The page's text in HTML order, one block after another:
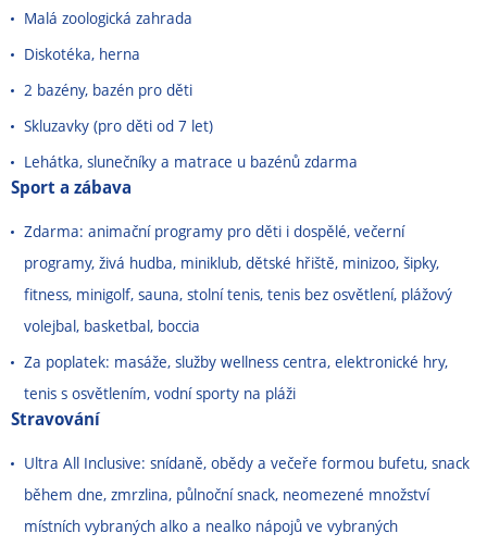
Malá zoologická zahrada
Diskotéka, herna
2 bazény, bazén pro děti
Skluzavky (pro děti od 7 let)
Lehátka, slunečníky a matrace u bazénů zdarma
Sport a zábava
Zdarma: animační programy pro děti i dospělé, večerní
programy, živá hudba, miniklub, dětské hřiště, minizoo, šipky,
fitness, minigolf, sauna, stolní tenis, tenis bez osvětlení, plážový
volejbal, basketbal, boccia
Za poplatek: masáže, služby wellness centra, elektronické hry,
tenis s osvětlením, vodní sporty na pláži
Stravování
Ultra All Inclusive: snídaně, obědy a večeře formou bufetu, snack
během dne, zmrzlina, půlnoční snack, neomezené množství
místních vybraných alko a nealko nápojů ve vybraných